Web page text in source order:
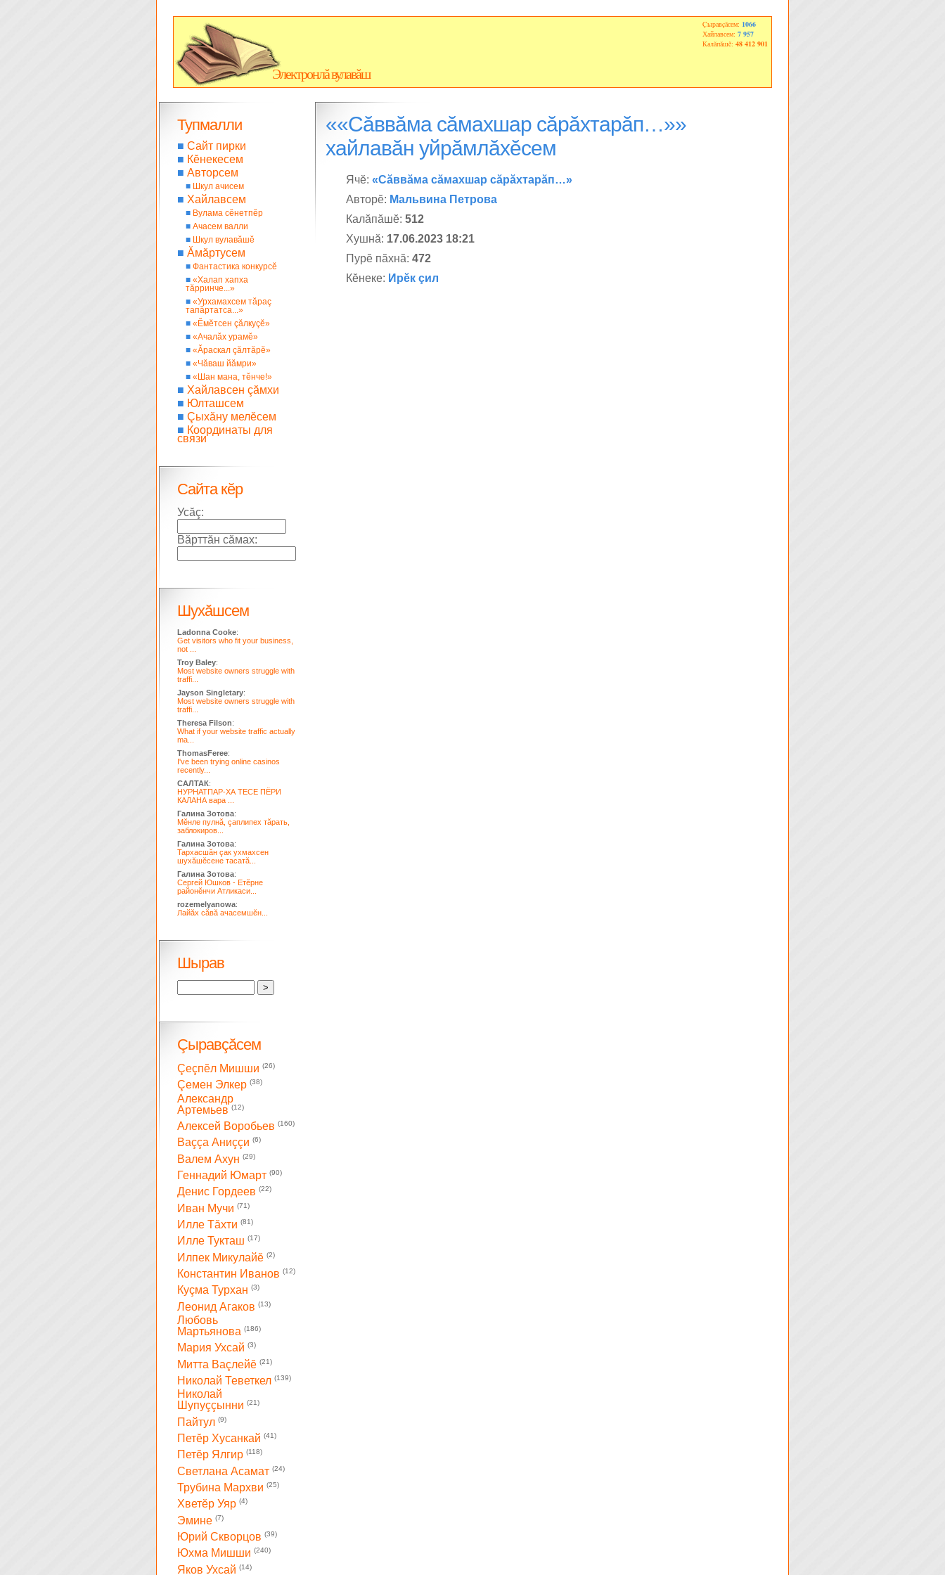
Электронлă вулавăш
Çыравçăсем: 1066
Хайлавсем: 7 957
Калăпăшĕ: 48 412 901
««Сăввăма сăмахшар сăрăхтарăп…»»
хайлавăн уйрăмлăхĕсем
Ячĕ: «Сăввăма сăмахшар сăрăхтарăп…»
Авторĕ: Мальвина Петрова
Калăпăшĕ: 512
Хушнă: 17.06.2023 18:21
Пурĕ пăхнă: 472
Кĕнеке: Ирĕк çил
Тупмалли
■ Сайт пирки
■ Кĕнекесем
■ Авторсем
■ Шкул ачисем
■ Хайлавсем
■ Вулама сĕнетпĕр
■ Ачасем валли
■ Шкул вулавăшĕ
■ Ăмăртусем
■ Фантастика конкурсĕ
■ «Халап хапха
тăрринче...»
■ «Урхамахсем тăраç
тапăртатса...»
■ «Ĕмĕтсен çăлкуçĕ»
■ «Ачалăх урамĕ»
■ «Ăраскал çăлтăрĕ»
■ «Чăваш йăмри»
■ «Шан мана, тĕнче!»
■ Хайлавсен çăмхи
■ Юлташсем
■ Çыхăну мелĕсем
■ Координаты для
связи
Сайта кĕр
Усăç:
Вăрттăн сăмах:
Шухăшсем
Ladonna Cooke:
Get visitors who fit your business,
not ...
Troy Baley:
Most website owners struggle with
traffi...
Jayson Singletary:
Most website owners struggle with
traffi...
Theresa Filson:
What if your website traffic actually
ma...
ThomasFeree:
I've been trying online casinos
recently...
САЛТАК:
НУРНАТПАР-ХА ТЕСЕ ПЁРИ
КАЛАНА вара ...
Галина Зотова:
Мĕнле пулнă, çаплипех тăрать,
заблокиров...
Галина Зотова:
Тархасшăн çак ухмахсен
шухăшĕсене тасатă...
Галина Зотова:
Сергей Юшков - Етĕрне
районĕнчи Атликаси...
rozemelyanowa:
Лайăх сăвă ачасемшĕн...
Шырав
Çыравçăсем
Çеçпĕл Мишши (26)
Çемен Элкер (38)
Александр
Артемьев (12)
Алексей Воробьев (160)
Ваççа Аниççи (6)
Валем Ахун (29)
Геннадий Юмарт (90)
Денис Гордеев (22)
Иван Мучи (71)
Илле Тăхти (81)
Илле Тукташ (17)
Илпек Микулайĕ (2)
Константин Иванов (12)
Куçма Турхан (3)
Леонид Агаков (13)
Любовь
Мартьянова (186)
Мария Ухсай (3)
Митта Ваçлейĕ (21)
Николай Теветкел (139)
Николай
Шупуççынни (21)
Пайтул (9)
Петĕр Хусанкай (41)
Петĕр Ялгир (118)
Светлана Асамат (24)
Трубина Мархви (25)
Хветĕр Уяр (4)
Эмине (7)
Юрий Скворцов (39)
Юхма Мишши (240)
Яков Ухсай (14)